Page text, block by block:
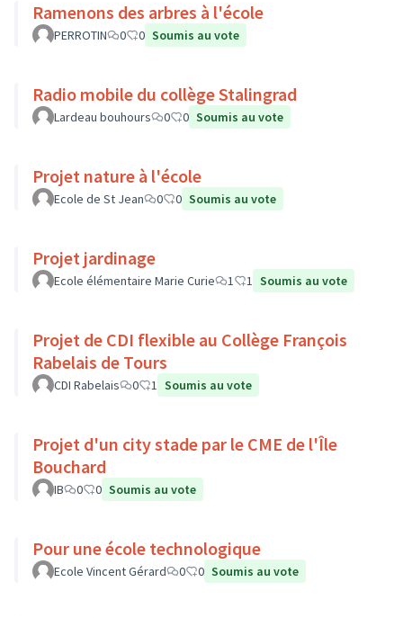
Ramenons des arbres à l'école
PERROTIN 0 0 Soumis au vote
Radio mobile du collège Stalingrad
Lardeau bouhours 0 0 Soumis au vote
Projet nature à l'école
Ecole de St Jean 0 0 Soumis au vote
Projet jardinage
Ecole élémentaire Marie Curie 1 1 Soumis au vote
Projet de CDI flexible au Collège François
Rabelais de Tours
CDI Rabelais 0 1 Soumis au vote
Projet d'un city stade par le CME de l'Île
Bouchard
IB 0 0 Soumis au vote
Pour une école technologique
Ecole Vincent Gérard 0 0 Soumis au vote